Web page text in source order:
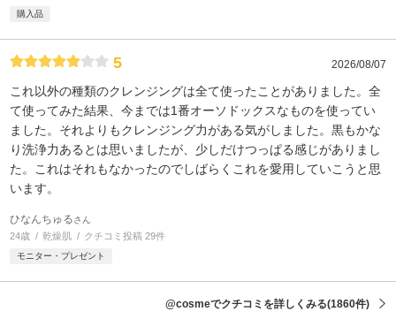
購入品
5 2026/08/07
これ以外の種類のクレンジングは全て使ったことがありました。全
て使ってみた結果、今までは1番オーソドックスなものを使ってい
ました。それよりもクレンジング力がある気がしました。黒もかな
り洗浄力あるとは思いましたが、少しだけつっぱる感じがありまし
た。これはそれもなかったのでしばらくこれを愛用していこうと思
います。
ひなんちゅるさん
24歳 乾燥肌 クチコミ投稿 29件
モニター・プレゼント
@cosmeでクチコミを詳しくみる(1860件)